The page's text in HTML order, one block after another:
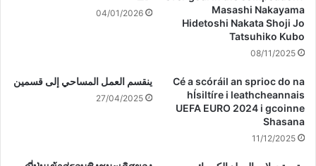
Masashi Nakayama
Hidetoshi Nakata Shoji Jo
Tatsuhiko Kubo
08/11/2025
04/01/2026
Cé a scóráil an sprioc do na
hÍsiltíre i leathcheannais
UEFA EURO 2024 i gcoinne
Shasana
11/12/2025
ينقسم العمل المساحي إلى قسمين
27/04/2025